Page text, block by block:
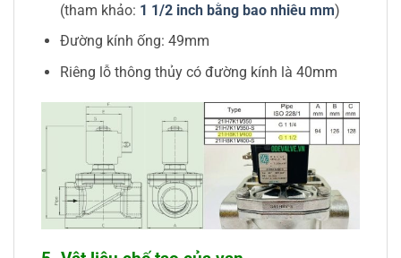
(tham khảo: 1 1/2 inch bằng bao nhiêu mm)
Đường kính ống: 49mm
Riêng lỗ thông thủy có đường kính là 40mm